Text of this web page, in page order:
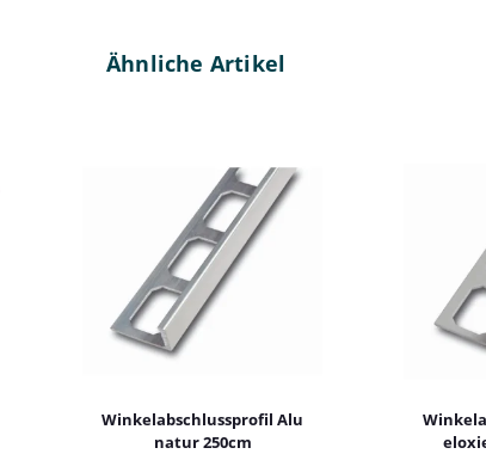
Ähnliche Artikel
Winkelabschlussprofil Alu
natur 250cm